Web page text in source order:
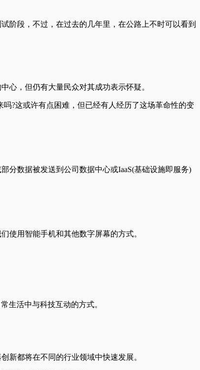
阶段，不过，在过去的几年里，在公路上不时可以看到
心，但仍有大量民众对其成功表示怀疑。
?这或许有点困难，但已经有人经历了这场革命性的变
分数据被发送到公司数据中心或IaaS(基础设施即服务)
使用智能手机和其他数字屏幕的方式。
生活中与科技互动的方式。
新都将在不同的行业领域中快速发展。